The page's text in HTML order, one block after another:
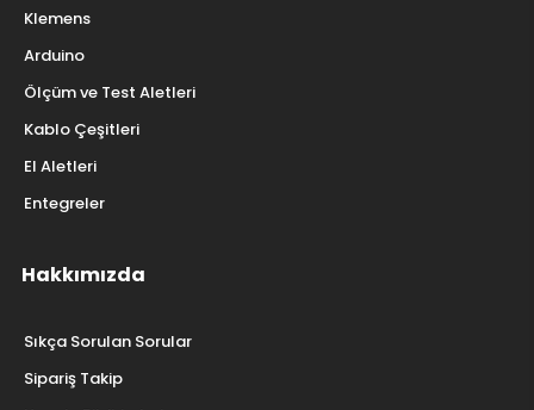
Klemens
Arduino
Ölçüm ve Test Aletleri
Kablo Çeşitleri
El Aletleri
Entegreler
Hakkımızda
Sıkça Sorulan Sorular
Sipariş Takip